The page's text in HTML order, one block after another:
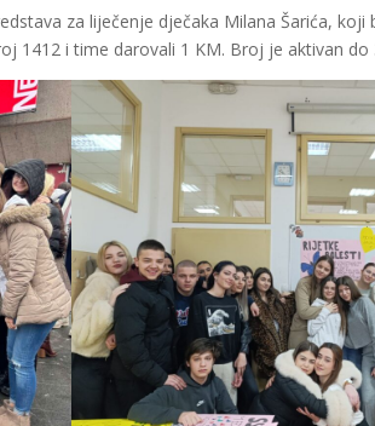
za liječenje dječaka Milana Šarića,
1412 i time darovali 1 KM. Broj je aktivan do